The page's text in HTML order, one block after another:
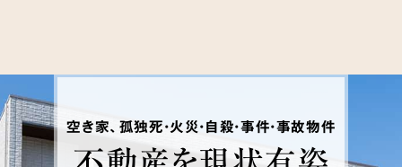
空き家、孤独死・火災・自殺・事件・事故物件